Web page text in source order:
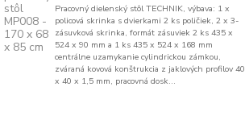
Pracovný dielenský stôl TECHNIK, výbava: 1 x
policová skrinka s dvierkami 2 ks poličiek, 2 x 3-
zásuvková skrinka, formát zásuviek 2 ks 435 x
524 x 90 mm a 1 ks 435 x 524 x 168 mm
centrálne uzamykanie cylindrickou zámkou,
zváraná kovová konštrukcia z jaklových profilov 40
x 40 x 1,5 mm, pracovná dosk...